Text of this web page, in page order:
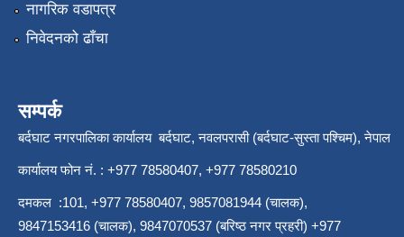
नागरिक वडापत्र
निवेदनको ढाँचा
सम्पर्क
बर्दघाट नगरपालिका कार्यालय बर्दघाट, नवलपरासी (बर्दघाट-सुस्ता पश्चिम), नेपाल
कार्यालय फोन नं. : +977 78580407, +977 78580210
दमकल :101, +977 78580407, 9857081944 (चालक),
9847153416 (चालक), 9847070537 (बरिष्ठ नगर प्रहरी) +977